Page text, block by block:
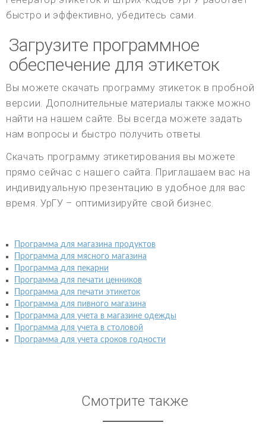
быстро и эффективно, убедитесь сами.
Загрузите программное
обеспечение для этикеток
Вы можете скачать программу этикеток в пробной
версии. Дополнительные материалы также можно
найти на нашем сайте. Вы всегда можете задать
нам вопросы и быстро получить ответы.
Скачать программу этикетирования вы можете
прямо сейчас с нашего сайта. Приглашаем вас на
индивидуальную презентацию в удобное для вас
время. УрГУ – оптимизируйте свой бизнес.
Программа для магазина продуктов
Программа для мясного магазина
Программа для пекарни
Программа для печати ценников
Программа для печати этикеток
Программа для пивного магазина
Программа для учета в магазине одежды
Программа для учета в столовой
Программа для учета сроков годности
Смотрите также